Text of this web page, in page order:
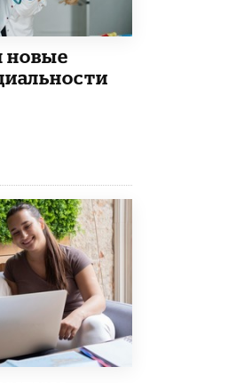
станет обязательным
х классах
ОБРАЗОВАНИЯ
ввести онлайн-
курс по
новые
конфликтов в
новые